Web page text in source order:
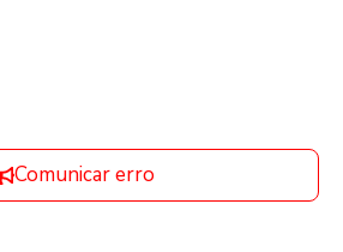
Comunicar erro